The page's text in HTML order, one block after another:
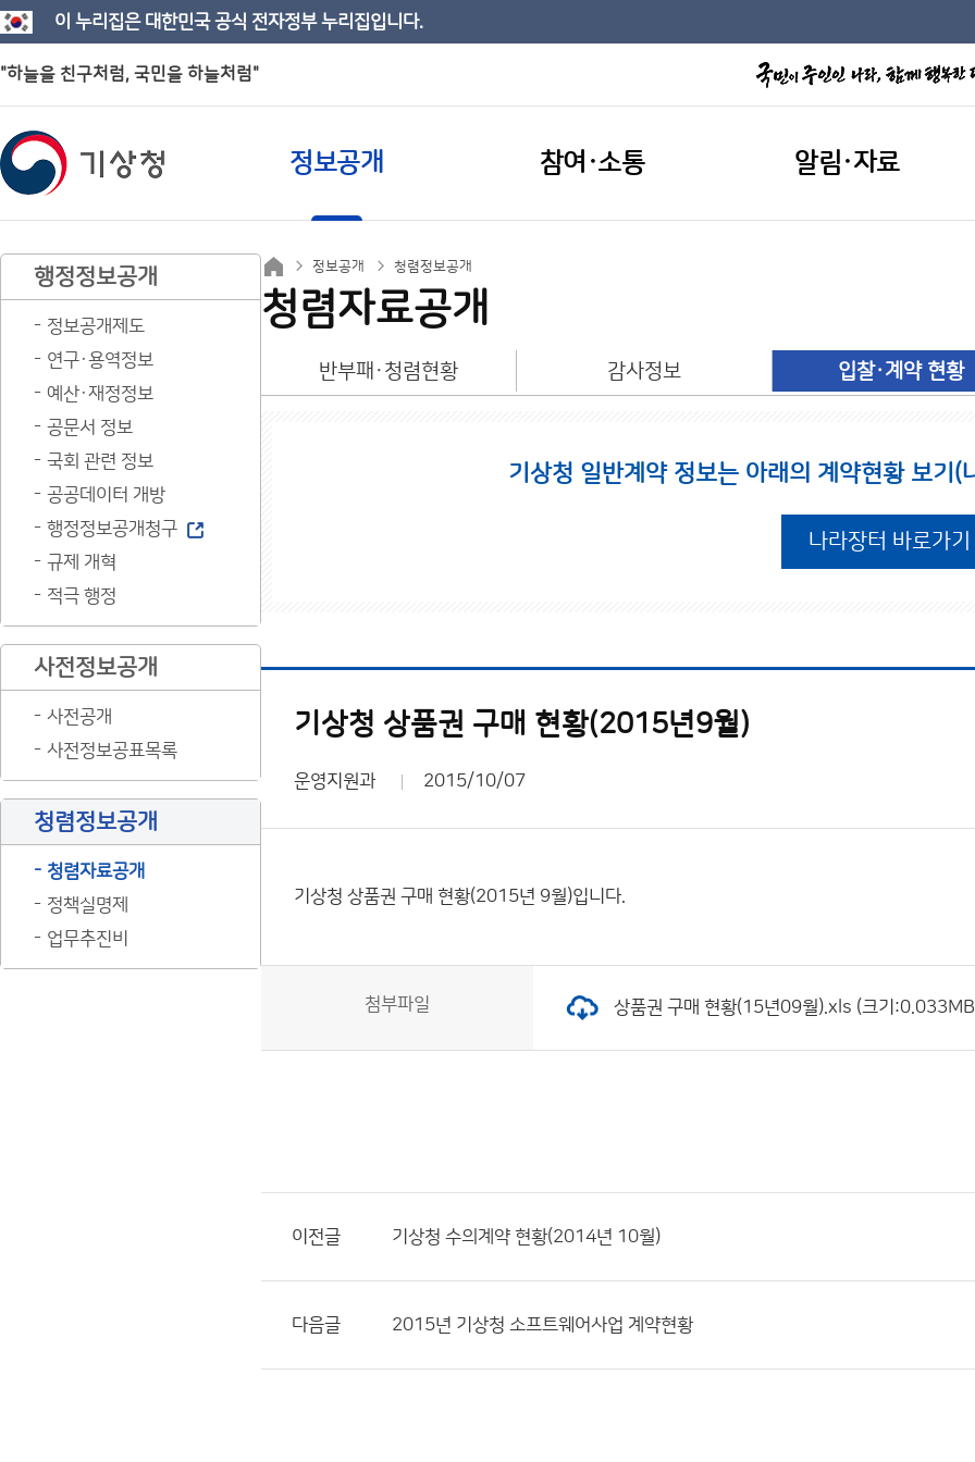
이 누리집은 대한민국 공식 전자정부 누리집입니다.
"하늘을 친구처럼, 국민을 하늘처럼"
정보공개 참여·소통 알림·자료
행정정보공개
정보공개제도
연구·용역정보
예산·재정정보
공문서 정보
국회 관련 정보
공공데이터 개방
행정정보공개청구
규제 개혁
적극 행정
사전정보공개
사전공개
사전정보공표목록
청렴정보공개
청렴자료공개
정책실명제
업무추진비
정보공개 청렴정보공개
청렴자료공개
반부패·청렴현황 감사정보 입찰·계약 현황
기상청 일반계약 정보는 아래의 계약현황 보기
나라장터 바로가기
기상청 상품권 구매 현황(2015년9월)
운영지원과 2015/10/07
기상청 상품권 구매 현황(2015년 9월)입니다.
첨부파일 상품권 구매 현황(15년09월).xls (크기
이전글 기상청 수의계약 현황(2014년 10월)
다음글 2015년 기상청 소프트웨어사업 계약현황